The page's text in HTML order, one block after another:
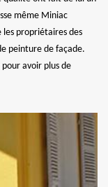
même Miniac
propriétaires des
peinture de façade.
avoir plus de